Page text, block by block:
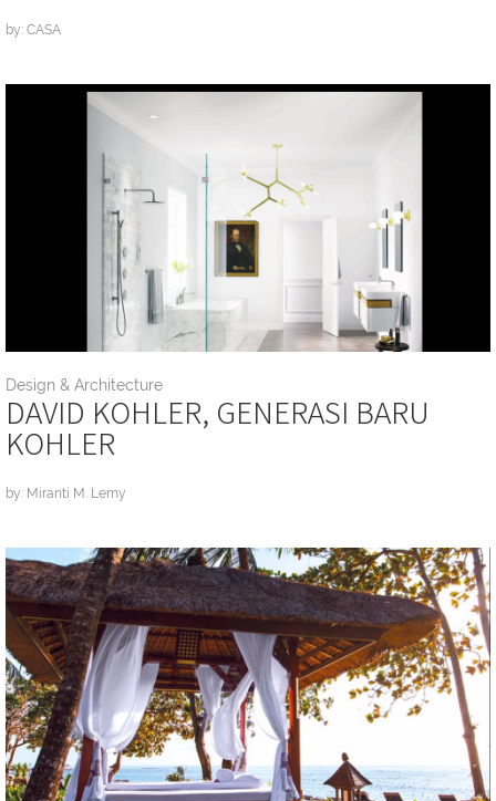
by: CASA
Design & Architecture
DAVID KOHLER, GENERASI BARU
KOHLER
by: Miranti M. Lemy